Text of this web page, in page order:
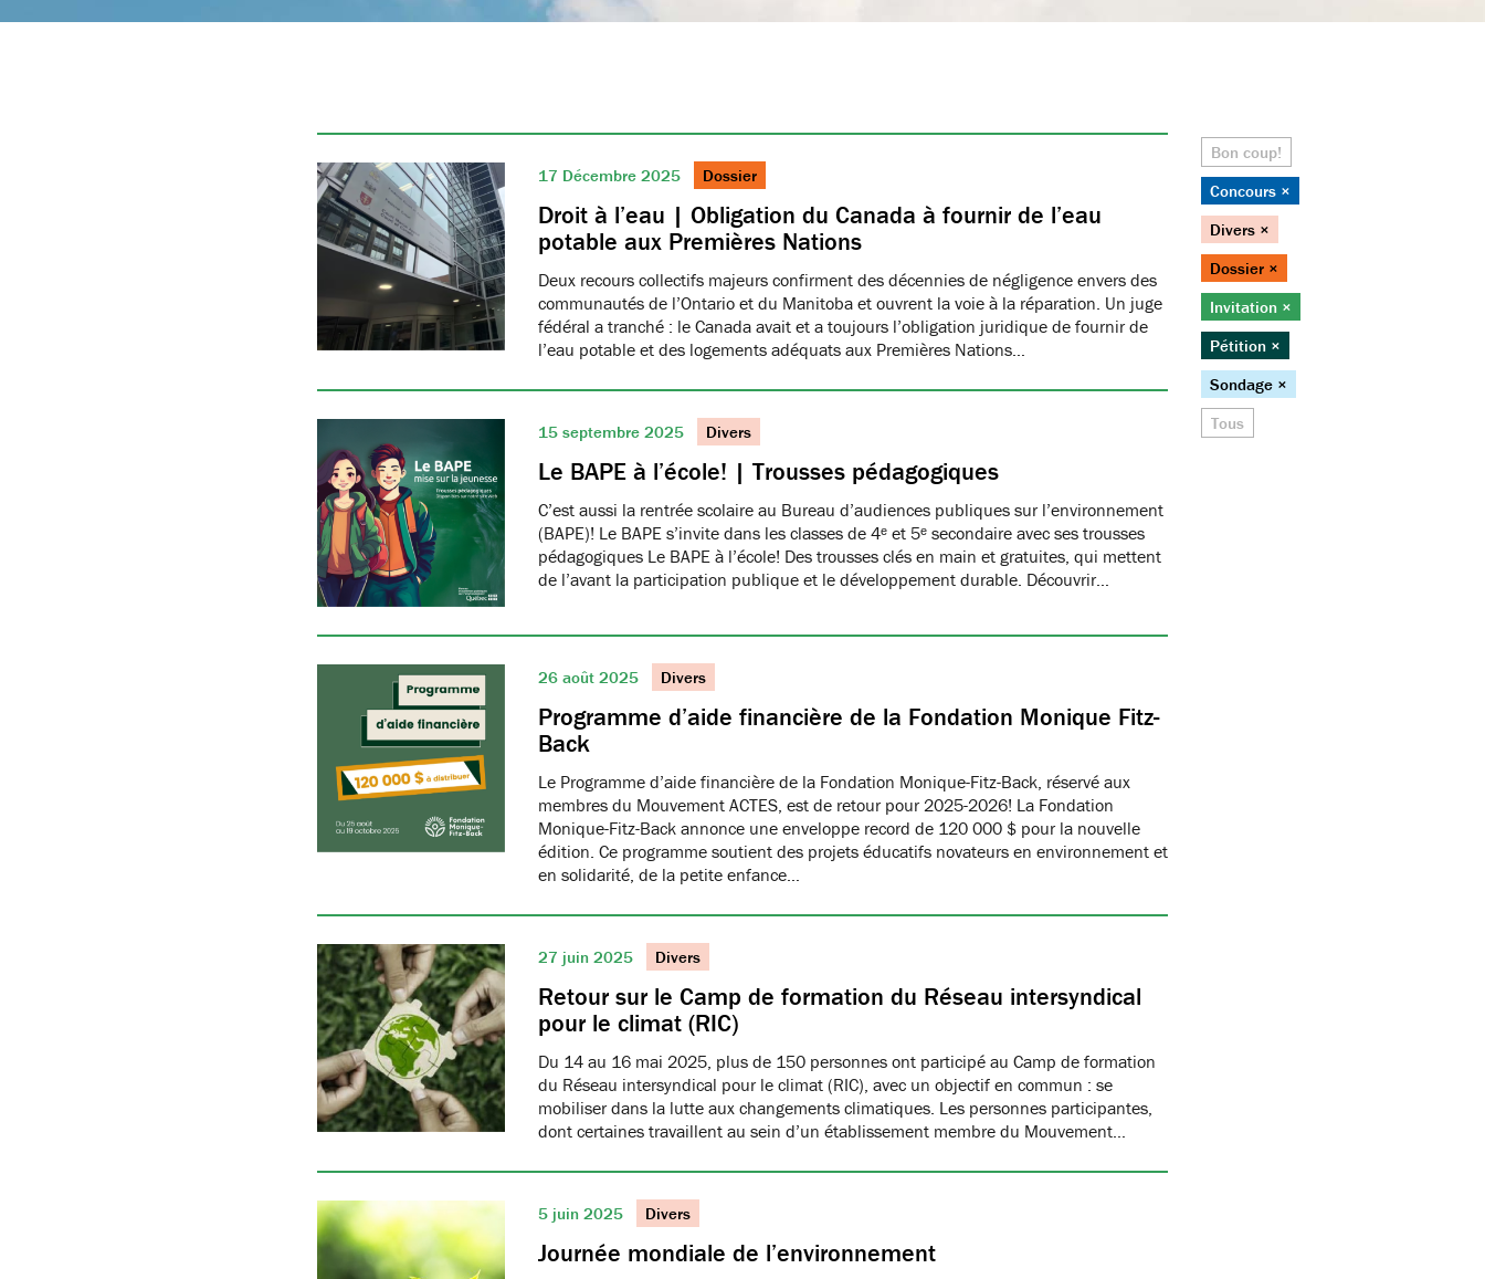
17 Décembre 2025 Dossier
Droit à l’eau | Obligation du Canada à fournir de l’eau
potable aux Premières Nations
Deux recours collectifs majeurs confirment des décennies de négligence envers des
communautés de l’Ontario et du Manitoba et ouvrent la voie à la réparation. Un juge
fédéral a tranché : le Canada avait et a toujours l’obligation juridique de fournir de
l’eau potable et des logements adéquats aux Premières Nations…
15 septembre 2025 Divers
Le BAPE à l’école! | Trousses pédagogiques
C’est aussi la rentrée scolaire au Bureau d’audiences publiques sur l’environnement
(BAPE)! Le BAPE s’invite dans les classes de 4ᵉ et 5ᵉ secondaire avec ses trousses
pédagogiques Le BAPE à l’école! Des trousses clés en main et gratuites, qui mettent
de l’avant la participation publique et le développement durable. Découvrir…
26 août 2025 Divers
Programme d’aide financière de la Fondation Monique Fitz-
Back
Le Programme d’aide financière de la Fondation Monique-Fitz-Back, réservé aux
membres du Mouvement ACTES, est de retour pour 2025-2026! La Fondation
Monique-Fitz-Back annonce une enveloppe record de 120 000 $ pour la nouvelle
édition. Ce programme soutient des projets éducatifs novateurs en environnement et
en solidarité, de la petite enfance…
27 juin 2025 Divers
Retour sur le Camp de formation du Réseau intersyndical
pour le climat (RIC)
Du 14 au 16 mai 2025, plus de 150 personnes ont participé au Camp de formation
du Réseau intersyndical pour le climat (RIC), avec un objectif en commun : se
mobiliser dans la lutte aux changements climatiques. Les personnes participantes,
dont certaines travaillent au sein d’un établissement membre du Mouvement…
5 juin 2025 Divers
Journée mondiale de l’environnement
Bon coup!
Concours ×
Divers ×
Dossier ×
Invitation ×
Pétition ×
Sondage ×
Tous